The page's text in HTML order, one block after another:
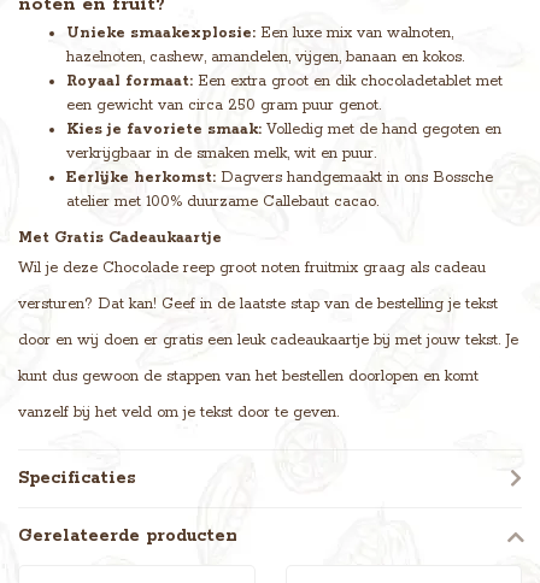
Unieke smaakexplosie: Een luxe mix van walnoten,
hazelnoten, cashew, amandelen, vijgen, banaan en kokos.
Royaal formaat: Een extra groot en dik chocoladetablet met
een gewicht van circa 250 gram puur genot.
Kies je favoriete smaak: Volledig met de hand gegoten en
verkrijgbaar in de smaken melk, wit en puur.
Eerlijke herkomst: Dagvers handgemaakt in ons Bossche
atelier met 100% duurzame Callebaut cacao.
Met Gratis Cadeaukaartje
Wil je deze Chocolade reep groot noten fruitmix graag als cadeau
versturen? Dat kan! Geef in de laatste stap van de bestelling je tekst
door en wij doen er gratis een leuk cadeaukaartje bij met jouw tekst. Je
kunt dus gewoon de stappen van het bestellen doorlopen en komt
vanzelf bij het veld om je tekst door te geven.
Specificaties
Gerelateerde producten